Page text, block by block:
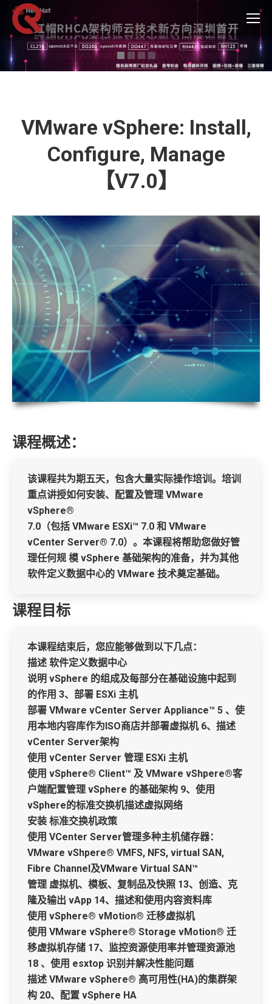
VMware vSphere: Install,
Configure, Manage
【V7.0】
课程概述：
该课程共为期五天，包含大量实际操作培训。培训
重点讲授如何安装、配置及管理 VMware
vSphere®
7.0（包括 VMware ESXi™ 7.0 和 VMware
vCenter Server® 7.0）。本课程将帮助您做好管
理任何规 模 vSphere 基础架构的准备，并为其他
软件定义数据中心的 VMware 技术奠定基础。
课程目标
本课程结束后，您应能够做到以下几点：
描述 软件定义数据中心
说明 vSphere 的组成及每部分在基础设施中起到
的作用 3、部署 ESXi 主机
部署 VMware vCenter Server Appliance™ 5 、使
用本地内容库作为ISO商店并部署虚拟机 6、描述
vCenter Server架构
使用 vCenter Server 管理 ESXi 主机
使用 vSphere® Client™ 及 VMware vShpere®客
户端配置管理 vSphere 的基础架构 9、使用
vSphere的标准交换机描述虚拟网络
安装 标准交换机政策
使用 VCenter Server管理多种主机储存器：
VMware vShpere® VMFS, NFS, virtual SAN,
Fibre Channel及VMware Virtual SAN™
管理 虚拟机、模板、复制品及快照 13、创造、克
隆及输出 vApp 14、描述和使用内容资料库
使用 vSphere® vMotion® 迁移虚拟机
使用 VMware vSphere® Storage vMotion® 迁
移虚拟机存储 17、监控资源使用率并管理资源池
18 、使用 esxtop 识别并解决性能问题
描述 VMware vSphere® 高可用性(HA)的集群架
构 20、配置 vSphere HA